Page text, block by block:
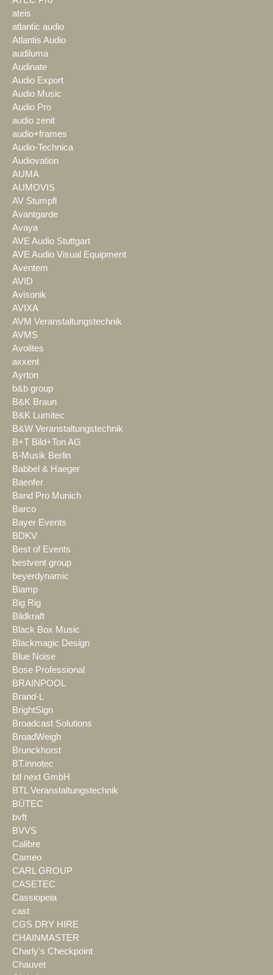
ateis
atlantic audio
Atlantis Audio
audiluma
Audinate
Audio Export
Audio Music
Audio Pro
audio zenit
audio+frames
Audio-Technica
Audiovation
AUMA
AUMOVIS
AV Stumpfl
Avantgarde
Avaya
AVE Audio Stuttgart
AVE Audio Visual Equipment
Aventem
AVID
Avisonik
AVIXA
AVM Veranstaltungstechnik
AVMS
Avolites
axxent
Ayrton
b&b group
B&K Braun
B&K Lumitec
B&W Veranstaltungstechnik
B+T Bild+Ton AG
B-Musik Berlin
Babbel & Haeger
Baenfer
Band Pro Munich
Barco
Bayer Events
BDKV
Best of Events
bestvent group
beyerdynamic
Biamp
Big Rig
Bildkraft
Black Box Music
Blackmagic Design
Blue Noise
Bose Professional
BRAINPOOL
Brand-L
BrightSign
Broadcast Solutions
BroadWeigh
Brunckhorst
BT.innotec
btl next GmbH
BTL Veranstaltungstechnik
BÜTEC
bvft
BVVS
Calibre
Cameo
CARL GROUP
CASETEC
Cassiopeia
cast
CGS DRY HIRE
CHAINMASTER
Charly's Checkpoint
Chauvet